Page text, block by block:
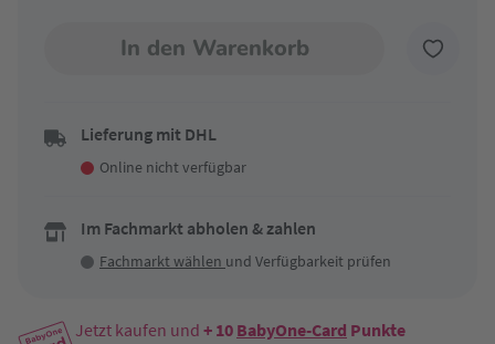
In den Warenkorb
Lieferung mit DHL
Online nicht verfügbar
Im Fachmarkt abholen & zahlen
Fachmarkt wählen und Verfügbarkeit prüfen
Jetzt kaufen und + 10 BabyOne-Card Punkte